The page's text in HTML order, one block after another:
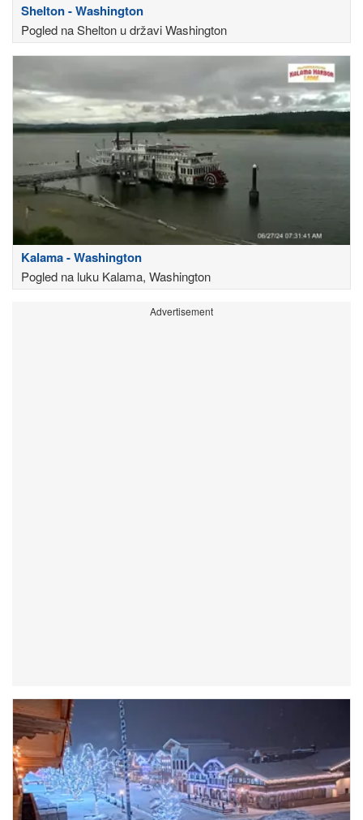
Shelton - Washington
Pogled na Shelton u državi Washington
Kalama - Washington
Pogled na luku Kalama, Washington
Advertisement